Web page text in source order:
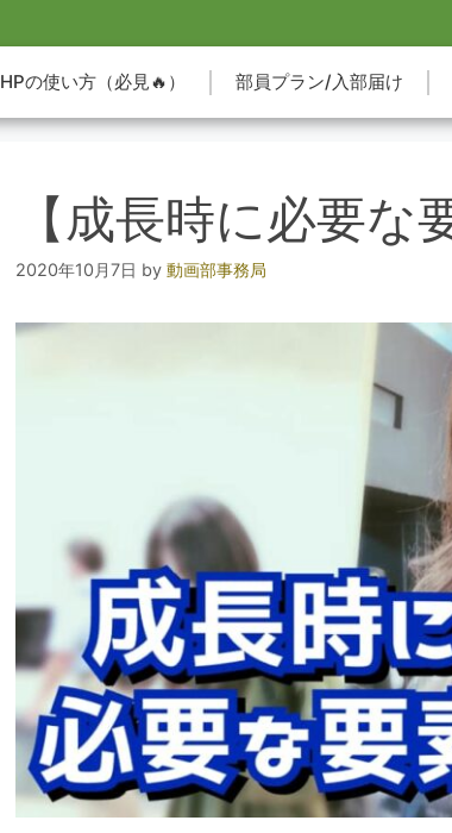
HPの使い方（必見🔥） 部員プラン/入部届け
【成長時に必要な
2020年10月7日 by 動画部事務局